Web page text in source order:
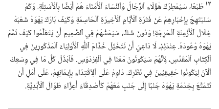
١٣ طَبْعًا،‏ سَيُمْطِرُكَ هٰؤُلَاءِ ٱلرِّجَالُ وَٱلنِّسَاءُ ٱلْأُمَنَاءُ هُمْ أَيْضًا بِٱلْأَسْئِلَةِ.‏ وَكَمْ
سَنَبْتَهِجُ بِإِخْبَارِهِمْ عَنْ فَتْرَةِ ٱلْأَيَّامِ ٱلْأَخِيرَةِ ٱلْحَاسِمَةِ وَكَيْفَ بَارَكَ يَهْوَهُ شَعْبَهُ
خِلَالَ ٱلْأَزْمِنَةِ ٱلْحَرِجَةِ!‏ وَدُونَ شَكٍّ،‏ سَيَمَسُّهُمْ فِي ٱلصَّمِيمِ أَنْ يَتَعَلَّمُوا كَيْفَ تَمَّمَ
يَهْوَهُ وُعُودَهُ.‏ عِنْدَئِذٍ،‏ لَا دَاعِيَ أَنْ نَتَخَيَّلَ خُدَّامَ ٱللّٰهِ ٱلْأَوْلِيَاءَ ٱلْمَذْكُورِينَ فِي
ٱلْكِتَابِ ٱلْمُقَدَّسِ،‏ لِأَنَّهُمْ سَيَكُونُونَ مَعَنَا فِي ٱلْفِرْدَوْسِ.‏ فَٱبْذُلْ كُلَّ مَا فِي وِسْعِكَ
ٱلْآنَ لِيَكُونُوا حَقِيقِيِّينَ فِي نَظَرِكَ.‏ دَاوِمْ عَلَى ٱلِٱقْتِدَاءِ بِإِيمَانِهِمْ،‏ عَلَى أَمَلِ أَنْ
تَتَمَتَّعَ بِخِدْمَةِ يَهْوَهَ جَنْبًا إِلَى جَنْبٍ مَعَهُمْ كَأَصْدِقَاءَ أَعِزَّاءَ طَوَالَ ٱلْأَبَدِيَّةِ.‏